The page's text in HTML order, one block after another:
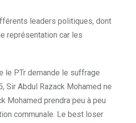
leaders politiques, dont
représentation car les
le PTr demande le suffrage
Sir Abdul Razack Mohamed ne
Mohamed prendra peu à peu
communale. Le best loser